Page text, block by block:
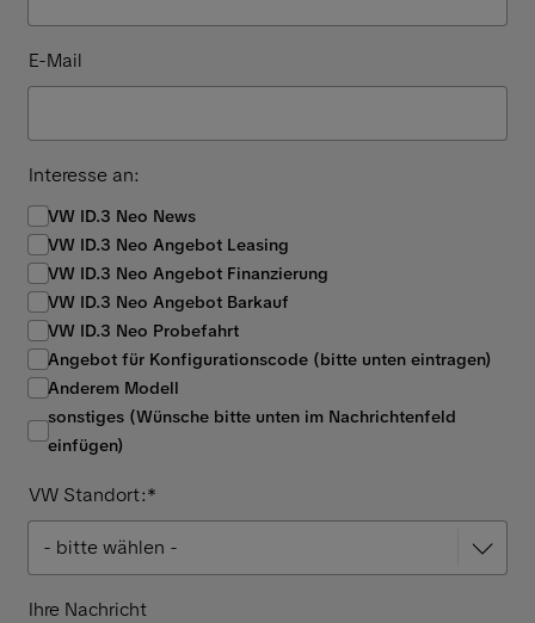
E-Mail
Interesse an:
VW ID.3 Neo News
VW ID.3 Neo Angebot Leasing
VW ID.3 Neo Angebot Finanzierung
VW ID.3 Neo Angebot Barkauf
VW ID.3 Neo Probefahrt
Angebot für Konfigurationscode (bitte unten eintragen)
Anderem Modell
sonstiges (Wünsche bitte unten im Nachrichtenfeld
einfügen)
VW Standort:*
Ihre Nachricht